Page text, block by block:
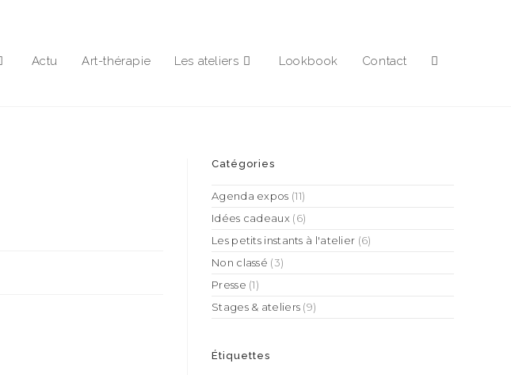
Actu Art-thérapie Les ateliers Lookbook Contact
Catégories
Agenda expos (11)
Idées cadeaux (6)
Les petits instants à l'atelier (6)
Non classé (3)
Presse (1)
Stages & ateliers (9)
Étiquettes